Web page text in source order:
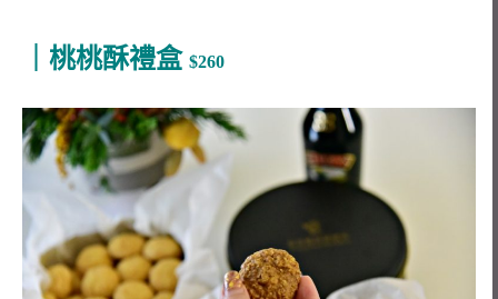
｜桃桃酥禮盒 $260